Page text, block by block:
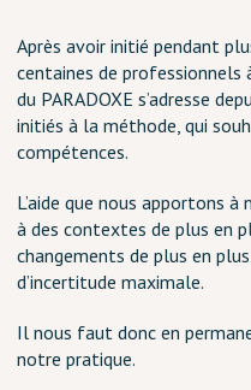
Après avoir initié pendant
centaines de professionnels
du PARADOXE s’adresse
initiés à la méthode, qui
compétences.
L’aide que nous apportons
à des contextes de plus en
changements de plus en
d’incertitude maximale.
Il nous faut donc en
notre pratique.